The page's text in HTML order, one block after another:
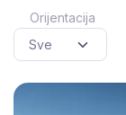
Orijentacija